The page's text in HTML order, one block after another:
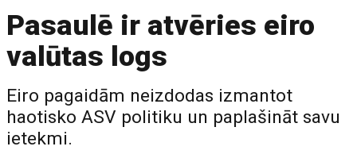
Pasaulē ir atvēries eiro
valūtas logs
Eiro pagaidām neizdodas izmantot
haotisko ASV politiku un paplašināt savu
ietekmi.